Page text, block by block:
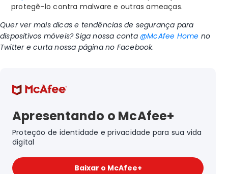
protegê-lo contra malware e outras ameaças.
Quer ver mais dicas e tendências de segurança para
dispositivos móveis? Siga nossa conta @McAfee Home no
Twitter e curta nossa página no Facebook.
Apresentando o McAfee+
Proteção de identidade e privacidade para sua vida
digital
Baixar o McAfee+